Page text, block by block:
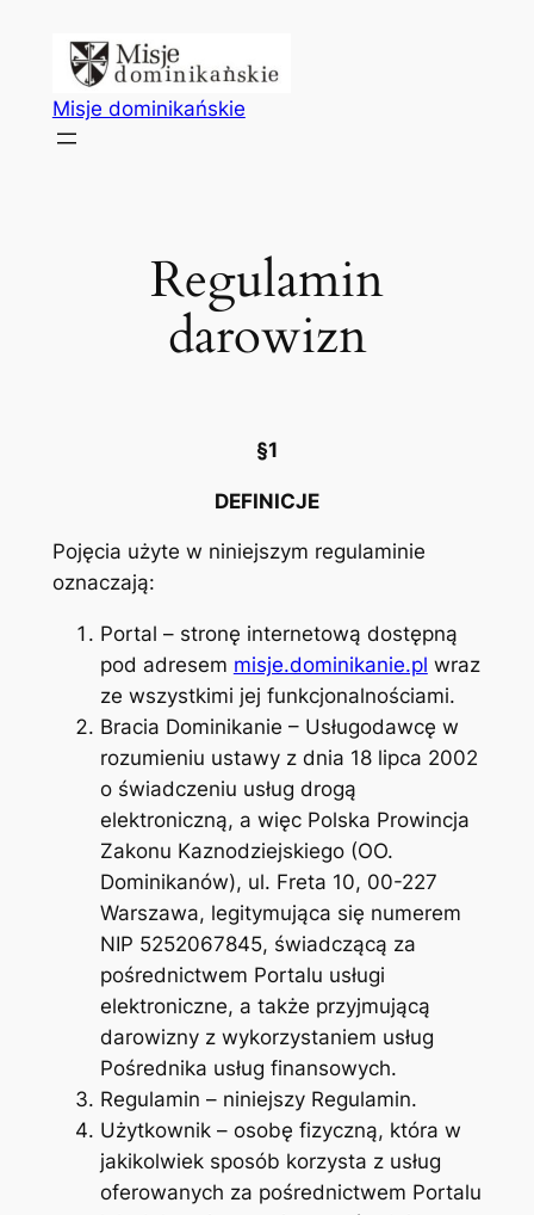
Misje dominikańskie
Regulamin
darowizn
§1
DEFINICJE
Pojęcia użyte w niniejszym regulaminie
oznaczają:
Portal – stronę internetową dostępną
pod adresem misje.dominikanie.pl wraz
ze wszystkimi jej funkcjonalnościami.
Bracia Dominikanie – Usługodawcę w
rozumieniu ustawy z dnia 18 lipca 2002
o świadczeniu usług drogą
elektroniczną, a więc Polska Prowincja
Zakonu Kaznodziejskiego (OO.
Dominikanów), ul. Freta 10, 00-227
Warszawa, legitymująca się numerem
NIP 5252067845, świadczącą za
pośrednictwem Portalu usługi
elektroniczne, a także przyjmującą
darowizny z wykorzystaniem usług
Pośrednika usług finansowych.
Regulamin – niniejszy Regulamin.
Użytkownik – osobę fizyczną, która w
jakikolwiek sposób korzysta z usług
oferowanych za pośrednictwem Portalu